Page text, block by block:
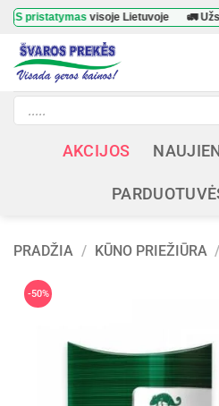
Skip
content
visoje Lietuvoje 🚛
Products
search
AKCIJOS
PRADŽIA / KŪNO PRIEŽIŪRA /
-50%